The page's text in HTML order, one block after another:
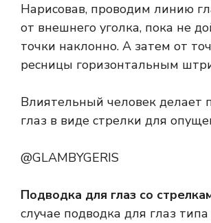
Нарисовав, проводим линию
от внешнего уголка, пока не
точки наклонно. А затем от
ресницы горизонтальным
Влиятельный человек делает
глаз в виде стрелки для
@GLAMBYGERIS
Подводка для глаз со
случае подводка для глаз